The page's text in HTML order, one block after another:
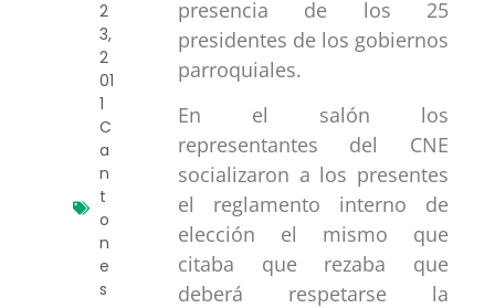
2
3,
2
01
1
C
a
n
t
o
n
e
s
presencia de los 25
presidentes de los gobiernos
parroquiales.
En el salón los
representantes del CNE
socializaron a los presentes
el reglamento interno de
elección el mismo que
citaba que rezaba que
deberá respetarse la